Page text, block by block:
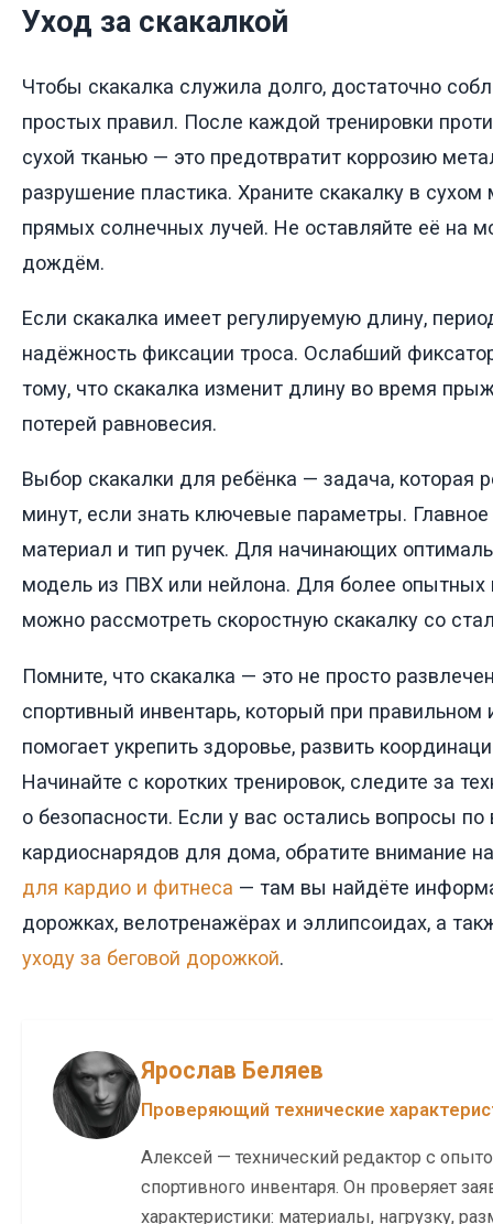
Уход за скакалкой
Чтобы скакалка служила долго, достаточно
простых правил. После каждой тренировки
сухой тканью — это предотвратит коррозию
разрушение пластика. Храните скакалку в сухом
прямых солнечных лучей. Не оставляйте её на
дождём.
Если скакалка имеет регулируемую длину,
надёжность фиксации троса. Ослабший
тому, что скакалка изменит длину во время
потерей равновесия.
Выбор скакалки для ребёнка — задача, которая
минут, если знать ключевые параметры.
материал и тип ручек. Для начинающих
модель из ПВХ или нейлона. Для более опытных
можно рассмотреть скоростную скакалку со
Помните, что скакалка — это не просто
спортивный инвентарь, который при правильном
помогает укрепить здоровье, развить
Начинайте с коротких тренировок, следите за
о безопасности. Если у вас остались вопросы по
кардиоснарядов для дома, обратите внимание
для кардио и фитнеса — там вы найдёте
дорожках, велотренажёрах и эллипсоидах, а
уходу за беговой дорожкой.
Ярослав Беляев
Проверяющий технические
Алексей — технический редактор с
спортивного инвентаря. Он проверяет
характеристики: материалы, нагрузку,